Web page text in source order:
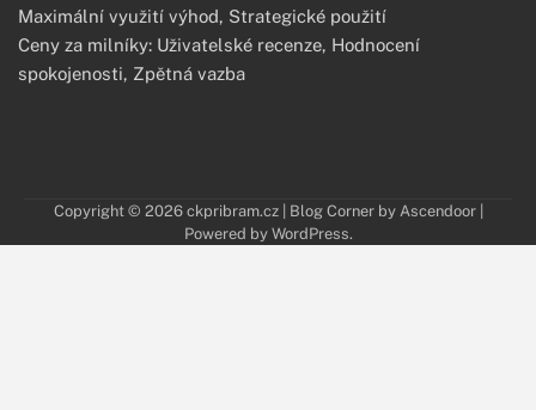
Maximální využití výhod, Strategické použití
Ceny za milníky: Uživatelské recenze, Hodnocení
spokojenosti, Zpětná vazba
Copyright © 2026 ckpribram.cz| Blog Corner by Ascendoor|
Powered by WordPress.